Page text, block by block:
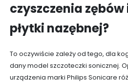
czyszczenia
płytki nazębnej?
To oczywiście zależy od tego, dla
dany model szczoteczki sonicznej.
urządzenia marki Philips Sonicare